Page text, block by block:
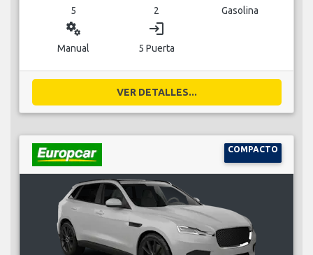
5 2 Gasolina
miscellaneous_services
Manual
login
5 Puerta
VER DETALLES...
COMPACTO